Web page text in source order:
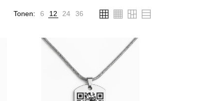
Tonen: 6 12 24 36